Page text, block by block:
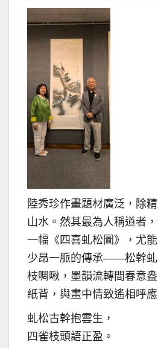
陸秀珍作畫題材廣泛，除
山水。然其最為人稱道者
一幅《四喜虬松圖》，尤
少昂一脈的傳承——松幹虬
枝啁啾，墨韻流轉間春意
紙背，與畫中情致遙相呼應
虬松古幹抱雲生，
四雀枝頭語正盈。